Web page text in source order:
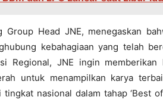
Group Head JNE, menegaskan
kebahagiaan yang telah
Regional, JNE ingin
untuk menampilkan karya
nasional dalam tahap ‘Best